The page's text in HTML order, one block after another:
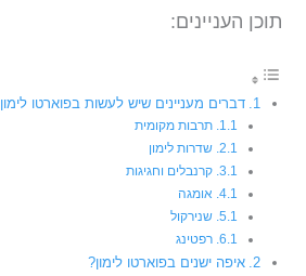
תוכן העניינים:
דברים מעניינים שיש לעשות בפוארטו לימון
תרבות מקומית
שדרות לימון
קרנבלים וחגיגות
אומגה
שנירקול
רפטינג
איפה ישנים בפוארטו לימון?